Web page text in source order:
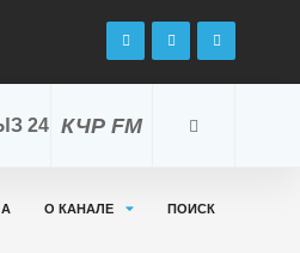
КЧР FM
24
О КАНАЛЕ
ПОИСК